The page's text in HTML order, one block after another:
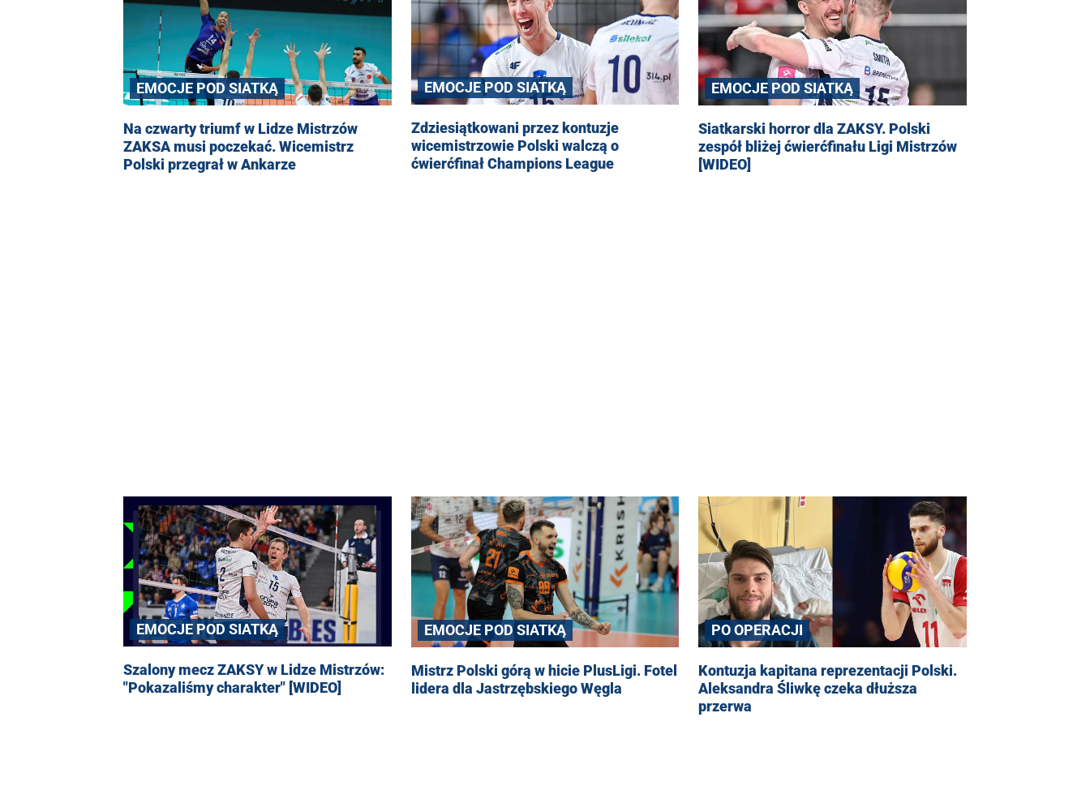
EMOCJE POD SIATKĄ
Na czwarty triumf w Lidze Mistrzów
ZAKSA musi poczekać. Wicemistrz
Polski przegrał w Ankarze
EMOCJE POD SIATKĄ
Zdziesiątkowani przez kontuzje
wicemistrzowie Polski walczą o
ćwierćfinał Champions League
EMOCJE POD SIATKĄ
Siatkarski horror dla ZAKSY. Polski
zespół bliżej ćwierćfinału Ligi Mistrzów
[WIDEO]
EMOCJE POD SIATKĄ
Szalony mecz ZAKSY w Lidze Mistrzów:
"Pokazaliśmy charakter" [WIDEO]
EMOCJE POD SIATKĄ
Mistrz Polski górą w hicie PlusLigi. Fotel
lidera dla Jastrzębskiego Węgla
PO OPERACJI
Kontuzja kapitana reprezentacji Polski.
Aleksandra Śliwkę czeka dłuższa
przerwa